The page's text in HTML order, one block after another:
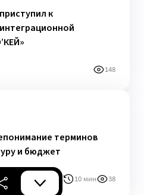
к
148
терминов
и бюджет
10 мин 38